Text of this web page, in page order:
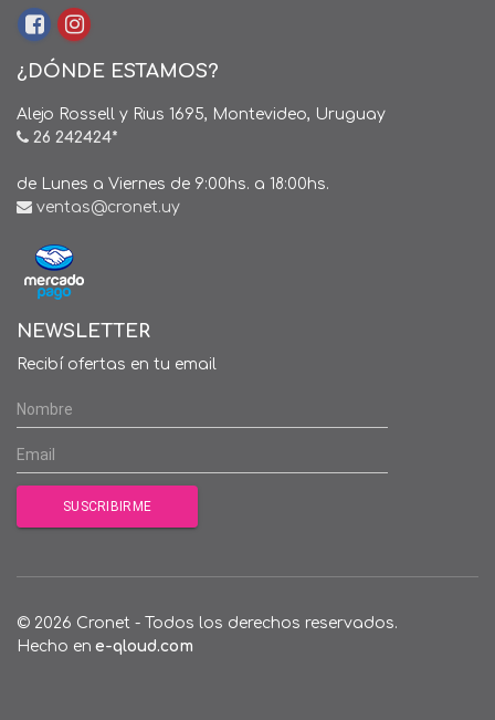
¿DÓNDE ESTAMOS?
Alejo Rossell y Rius 1695, Montevideo, Uruguay
26 242424*
de Lunes a Viernes de 9:00hs. a 18:00hs.
ventas@cronet.uy
NEWSLETTER
Recibí ofertas en tu email
© 2026 Cronet - Todos los derechos reservados.
Hecho en e-qloud.com